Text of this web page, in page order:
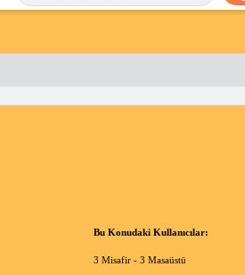
Bu Konudaki Kullanıcılar:
3 Misafir - 3 Masaüstü